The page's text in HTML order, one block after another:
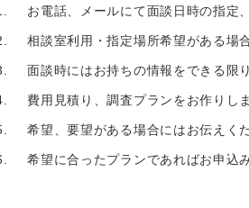
お電話、メールにて面談日時の指定
相談室利用・指定場所希望がある場
面談時にはお持ちの情報をできる限
費用見積り、調査プランをお作りし
希望、要望がある場合にはお伝えく
希望に合ったプランであればお申込